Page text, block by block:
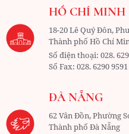
HỒ CHÍ MINH
18-20 Lê Quý Đôn,
Thành phố Hồ Chí
Số điện thoại:028.
Số Fax:028. 6290 9591
ĐÀ NẴNG
62 Vân Đồn, Phường
Thành phố Đà Nẵng